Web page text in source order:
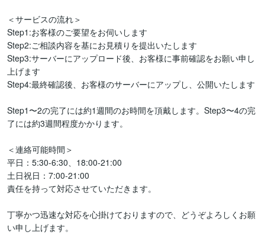
＜サービスの流れ＞
Step1:お客様のご要望をお伺いします
Step2:ご相談内容を基にお見積りを提出いたします
Step3:サーバーにアップロード後、お客様に事前確認をお願い申し
上げます
Step4:最終確認後、お客様のサーバーにアップし、公開いたします
Step1〜2の完了には約1週間のお時間を頂戴します。Step3〜4の完
了には約3週間程度かかります。
＜連絡可能時間＞
平日：5:30-6:30、18:00-21:00
土日祝日：7:00-21:00
責任を持って対応させていただきます。
丁寧かつ迅速な対応を心掛けておりますので、どうぞよろしくお願
い申し上げます。